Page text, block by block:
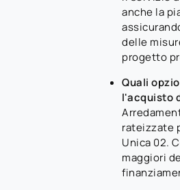
anche la
delle
progetto
Quali
l'acquisto
rateizzate
Unica 02.
maggiori